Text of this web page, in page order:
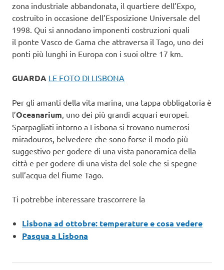
zona industriale abbandonata, il quartiere dell’Expo,
costruito in occasione dell’Esposizione Universale del
1998. Qui si annodano imponenti costruzioni quali
il ponte Vasco de Gama che attraversa il Tago, uno dei
ponti più lunghi in Europa con i suoi oltre 17 km.
GUARDA LE FOTO DI LISBONA
Per gli amanti della vita marina, una tappa obbligatoria è
l’Oceanarium, uno dei più grandi acquari europei.
Sparpagliati intorno a Lisbona si trovano numerosi
miradouros, belvedere che sono forse il modo più
suggestivo per godere di una vista panoramica della
città e per godere di una vista del sole che si spegne
sull’acqua del fiume Tago.
Ti potrebbe interessare trascorrere la
Lisbona ad ottobre: temperature e cosa vedere
Pasqua a Lisbona